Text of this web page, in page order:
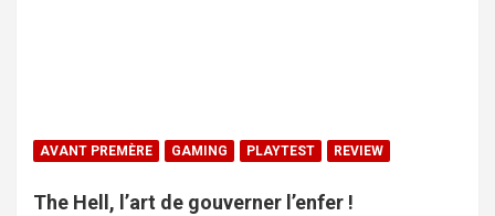
AVANT PREMÈRE GAMING PLAYTEST REVIEW
The Hell, l’art de gouverner l’enfer !